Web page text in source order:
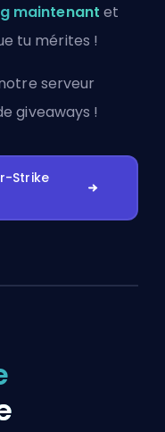
maintenant et
tu mérites !
serveur
giveaways !
Strike